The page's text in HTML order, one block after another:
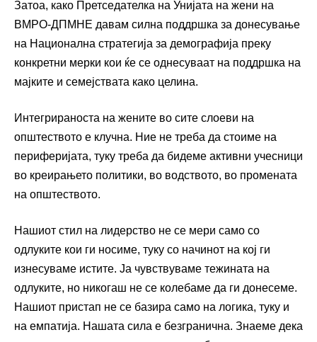
Затоа, како Претседателка на Унијата на жени на
ВМРО-ДПМНЕ давам силна поддршка за донесување
на Национална стратегија за демографија преку
конкретни мерки кои ќе се однесуваат на поддршка на
мајките и семејствата како целина.
Интегрираноста на жените во сите слоеви на
општеството е клучна. Ние не треба да стоиме на
периферијата, туку треба да бидеме активни учесници
во креирањето политики, во водството, во промената
на општеството.
Нашиот стил на лидерство не се мери само со
одлуките кои ги носиме, туку со начинот на кој ги
изнесуваме истите. Ја чувствуваме тежината на
одлуките, но никогаш не се колебаме да ги донесеме.
Нашиот пристап не се базира само на логика, туку и
на емпатија. Нашата сила е безгранична. Знаеме дека